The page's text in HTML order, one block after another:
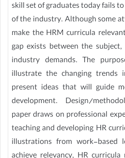
skill set of graduates today fails
of the industry. Although some
make the HRM curricula
gap exists between the
industry demands. The
illustrate the changing
present ideas that will guide
development. Design/
paper draws on professional
teaching and developing HR
illustrations from work-based